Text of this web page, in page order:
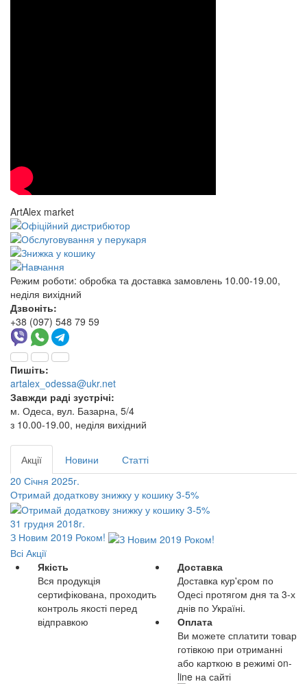
ArtAlex market
Режим роботи: обробка та доставка замовлень 10.00-19.00,
неділя вихідний
Дзвоніть:
+38 (097) 548 79 59
Пишіть:
artalex_odessa@ukr.net
Завжди раді зустрічі:
м. Одеса, вул. Базарна, 5/4
з 10.00-19.00, неділя вихідний
Акції Новини
Статті
20 Січня 2025г.
Отримай додаткову знижку у кошику 3-5%
31 грудня 2018г.
З Новим 2019 Роком!
Всі Акції
Якість
Вся продукція
сертифікована, проходить
контроль якості перед
відправкою
Доставка
Доставка кур'єром по
Одесі протягом дня та 3-х
днів по Україні.
Оплата
Ви можете сплатити товар
готівкою при отриманні
або карткою в режимі on-
line на сайті